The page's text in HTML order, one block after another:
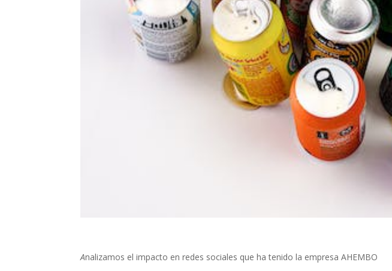
Analizamos el impacto en redes sociales que ha tenido la empresa AHEMBO